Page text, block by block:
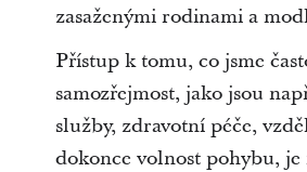
zasaženými rodinami a
Přístup k tomu, co jsme
samozřejmost, jako jsou
služby, zdravotní péče,
dokonce volnost pohybu, je